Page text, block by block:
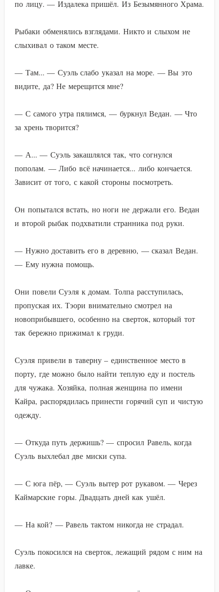
по лицу. — Издалека пришёл. Из Безымянного Храма.
Рыбаки обменялись взглядами. Никто и слыхом не
слыхивал о таком месте.
— Там... — Суэль слабо указал на море. — Вы это
видите, да? Не мерещится мне?
— С самого утра пялимся, — буркнул Ведан. — Что
за хрень творится?
— А... — Суэль закашлялся так, что согнулся
пополам. — Либо всё начинается... либо кончается.
Зависит от того, с какой стороны посмотреть.
Он попытался встать, но ноги не держали его. Ведан
и второй рыбак подхватили странника под руки.
— Нужно доставить его в деревню, — сказал Ведан.
— Ему нужна помощь.
Они повели Суэля к домам. Толпа расступилась,
пропуская их. Тэори внимательно смотрел на
новоприбывшего, особенно на сверток, который тот
так бережно прижимал к груди.
Суэля привели в таверну – единственное место в
порту, где можно было найти теплую еду и постель
для чужака. Хозяйка, полная женщина по имени
Кайра, распорядилась принести горячий суп и чистую
одежду.
— Откуда путь держишь? — спросил Равель, когда
Суэль выхлебал две миски супа.
— С юга пёр, — Суэль вытер рот рукавом. — Через
Каймарские горы. Двадцать дней как ушёл.
— На кой? — Равель тактом никогда не страдал.
Суэль покосился на сверток, лежащий рядом с ним на
лавке.